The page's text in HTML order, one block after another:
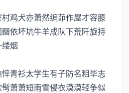
鸡犬亦萧然编茆作屋才容膝
依坏坑牛羊成队下荒阡旋持
烟
青衫太学生有子防名粗毕志
萧萧短雨雪侵衣漠漠轻争似